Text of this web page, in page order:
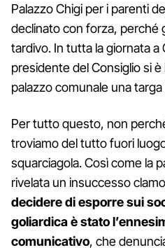
Palazzo Chigi per i parenti
declinato con forza, perché
tardivo. In tutta la giornata a
presidente del Consiglio si
palazzo comunale una
Per tutto questo, non
troviamo del tutto fuori
squarciagola. Così come la
rivelata un insuccesso
decidere di esporre sui
goliardica è stato
comunicativo, che